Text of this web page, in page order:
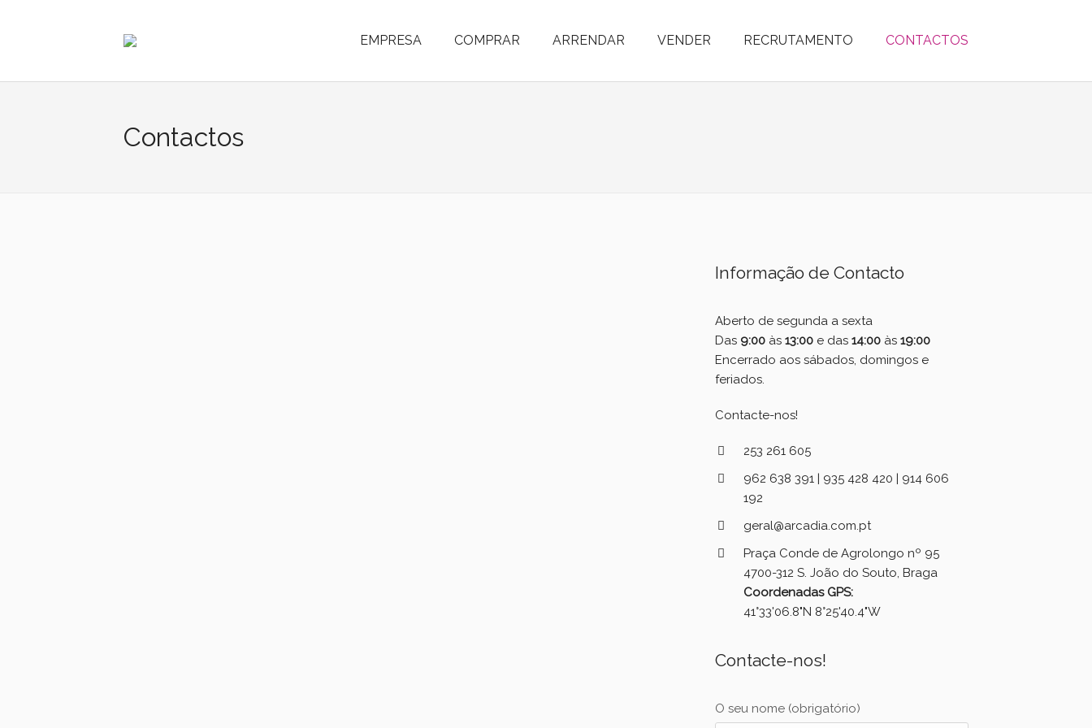
EMPRESA COMPRAR ARRENDAR VENDER RECRUTAMENTO CONTACTOS
Contactos
Informação de Contacto
Aberto de segunda a sexta
Das 9:00 às 13:00 e das 14:00 às 19:00
Encerrado aos sábados, domingos e
feriados.
Contacte-nos!
253 261 605
962 638 391 | 935 428 420 | 914 606
192
geral@arcadia.com.pt
Praça Conde de Agrolongo nº 95
4700-312 S. João do Souto, Braga
Coordenadas GPS:
41°33'06.8"N 8°25'40.4"W
Contacte-nos!
O seu nome (obrigatório)